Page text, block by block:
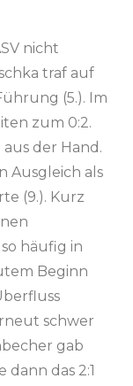
nicht
traf auf
(5.). Im
zum 0:2.
der Hand.
Ausgleich als
(9.). Kurz
häufig in
Beginn
schwer
gab
dann das 2:1